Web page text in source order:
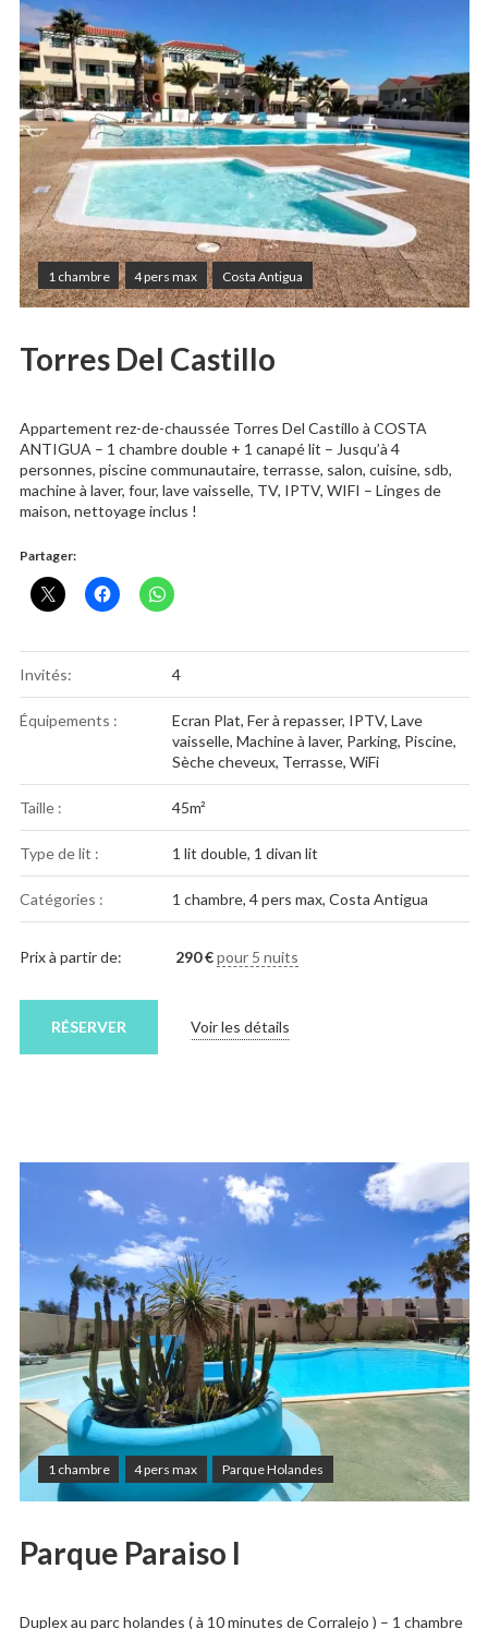
1 chambre 4 pers max Costa Antigua
Torres Del Castillo
Appartement rez-de-chaussée Torres Del Castillo à COSTA
ANTIGUA – 1 chambre double + 1 canapé lit – Jusqu’à 4
personnes, piscine communautaire, terrasse, salon, cuisine, sdb,
machine à laver, four, lave vaisselle, TV, IPTV, WIFI – Linges de
maison, nettoyage inclus !
Partager:
Invités: 4
Équipements : Ecran Plat, Fer à repasser, IPTV, Lave
vaisselle, Machine à laver, Parking, Piscine,
Sèche cheveux, Terrasse, WiFi
Taille : 45m²
Type de lit : 1 lit double, 1 divan lit
Catégories : 1 chambre, 4 pers max, Costa Antigua
Prix à partir de: 290€ pour 5 nuits
Voir les détails
RÉSERVER
1 chambre 4 pers max Parque Holandes
Parque Paraiso I
Duplex au parc holandes ( à 10 minutes de Corralejo ) – 1 chambre